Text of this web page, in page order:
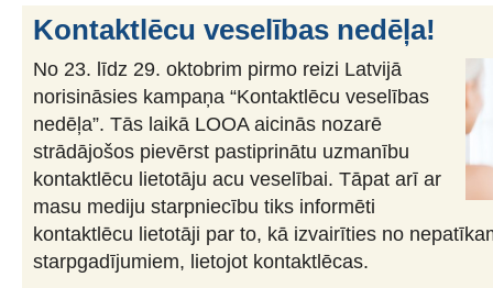
Kontaktlēcu veselības nedēļa!
No 23. līdz 29. oktobrim pirmo reizi Latvijā
norisināsies kampaņa “Kontaktlēcu veselības
nedēļa”. Tās laikā LOOA aicinās nozarē
strādājošos pievērst pastiprinātu uzmanību
kontaktlēcu lietotāju acu veselībai. Tāpat arī ar
masu mediju starpniecību tiks informēti
kontaktlēcu lietotāji par to, kā izvairīties no
starpgadījumiem, lietojot kontaktlēcas.